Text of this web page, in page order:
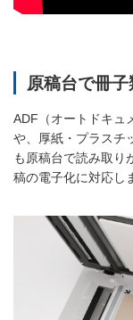
原稿台で冊子
ADF（オートドキュ
や、厚紙・プラスチ
も原稿台で読み取り
稿の電子化に対応し